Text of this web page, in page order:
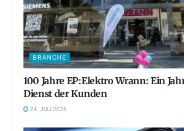
BRANCHE
100 Jahre EP:Elektro Wrann: Ein
Dienst der Kunden
24. JULI 2026